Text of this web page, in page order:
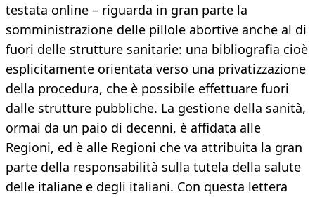
testata online – riguarda in gran parte la
somministrazione delle pillole abortive anche al di
fuori delle strutture sanitarie: una bibliografia cioè
esplicitamente orientata verso una privatizzazione
della procedura, che è possibile effettuare fuori
dalle strutture pubbliche. La gestione della sanità,
ormai da un paio di decenni, è affidata alle
Regioni, ed è alle Regioni che va attribuita la gran
parte della responsabilità sulla tutela della salute
delle italiane e degli italiani. Con questa lettera